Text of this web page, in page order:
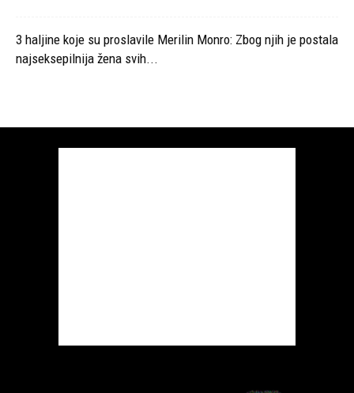
3 haljine koje su proslavile Merilin Monro: Zbog njih je postala
najseksepilnija žena svih...